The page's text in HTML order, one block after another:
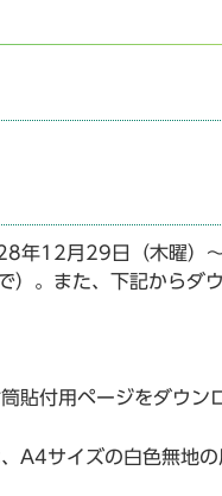
年12月29日（木曜）
）。また、下記からダ
貼付用ページをダウン
A4サイズの白色無地の